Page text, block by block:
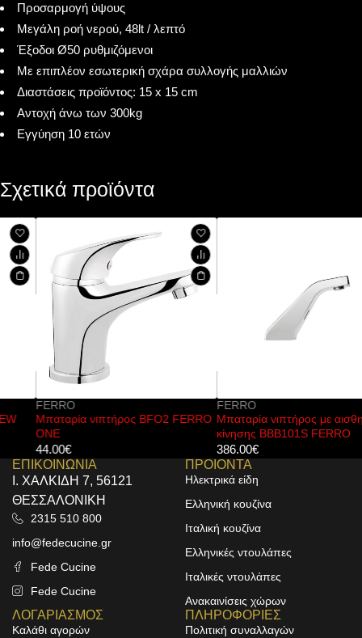
Προσαρμογή ύψους
Μεγάλη ροή νερού, 48lt / λεπτό
Έξοδοι Ø50 ρυθμιζόμενοι
Με επιπλέον εσωτερική σχάρα συλλογής μαλλιών
Διαστάσεις προϊόντος: 15 x 15 cm
Αντοχή άνω των 300kg
Εγγύηση 10 ετών
Σχετικά προϊόντα
FERRO
Μπαταρία νιπτήρος BFO2 FERRO
FERRO
Μπαταρία νιπτήρος με αισθητήρα
κίνησης BBB101S FERRO
€
ΕΠΙΚΟΙΝΩΝΙΑ
Ι. ΧΑΛΚΙΔΗ 7, 56121
ΘΕΣΣΑΛΟΝΙΚΗ
2315 510 800
info@fedecucine.gr
Fede Cucine
Fede Cucine
ΠΡΟΙΟΝΤΑ
Ηλεκτρικά είδη
Ελληνική κουζίνα
Ιταλική κουζίνα
Ελληνικές ντουλάπες
Ιταλικές ντουλάπες
Ανακαινίσεις χώρων
ΛΟΓΑΡΙΑΣΜΟΣ
Καλάθι αγορών
ΠΛΗΡΟΦΟΡΙΕΣ
Πολιτική συναλλαγών